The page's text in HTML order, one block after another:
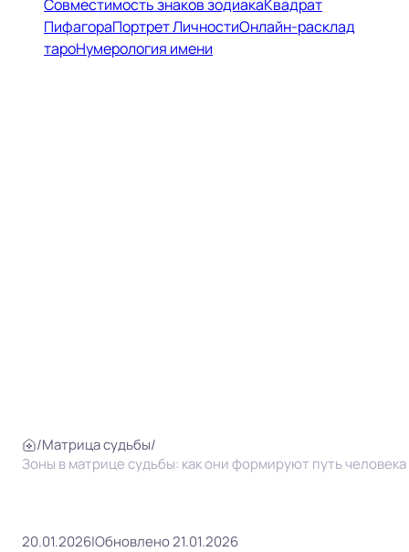
/Матрица судьбы/
Зоны в матрице судьбы: как они формируют путь человека
20.01.2026|Обновлено 21.01.2026